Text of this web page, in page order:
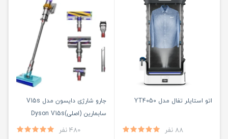
اتو استایلر تفال مدل YT4050
88 نفر
جارو شارژی دایسون مدل V15s
سابمارین (اصلی)Dyson V15s
Detect Submarine
480 نفر